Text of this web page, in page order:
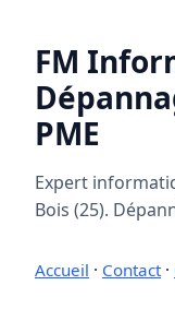
FM
PME
Expert
Bois (25).
Accueil · Contact·